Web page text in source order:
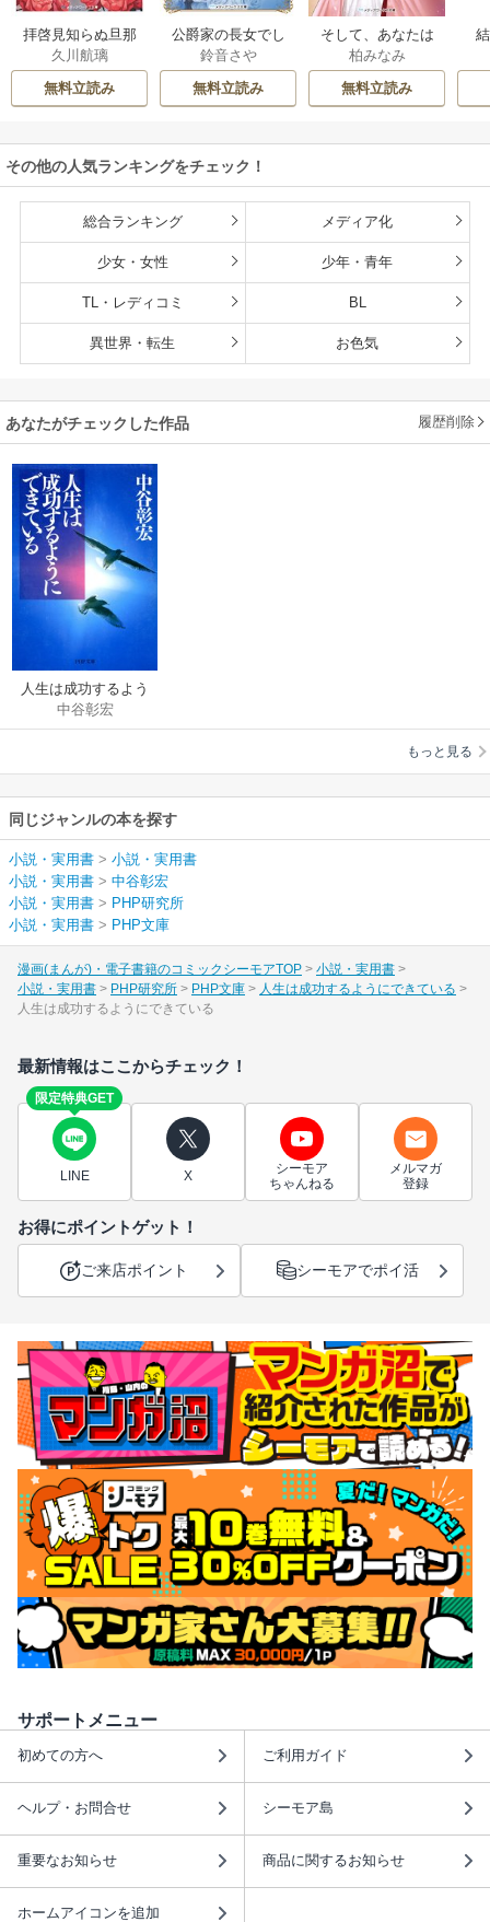
拝啓見知らぬ旦那
様、離婚していた
だきます
久川航璃
無料立読み
公爵家の長女でし
た
鈴音さや
無料立読み
そして、あなたは
私を捨てる
柏みなみ
無料立読み
その他の人気ランキングをチェック！
総合ランキング メディア化
少女・女性 少年・青年
TL・レディコミ BL
異世界・転生 お色気
あなたがチェックした作品 履歴削除
人生は成功するよう
にできている
中谷彰宏
もっと見る
同じジャンルの本を探す
小説・実用書 > 小説・実用書
小説・実用書 > 中谷彰宏
小説・実用書 > PHP研究所
小説・実用書 > PHP文庫
漫画(まんが)・電子書籍のコミックシーモアTOP
小説・実用書
小説・実用書
PHP研究所 PHP文庫
人生は成功するようにできている
人生は成功するようにできている
最新情報はここからチェック！
限定特典GET
LINE X
シーモア
ちゃんねる
メルマガ
登録
お得にポイントゲット！
ご来店ポイント シーモアでポイ活
サポートメニュー
初めての方へ ご利用ガイド
ヘルプ・お問合せ シーモア島
重要なお知らせ 商品に関するお知らせ
ホームアイコンを追加